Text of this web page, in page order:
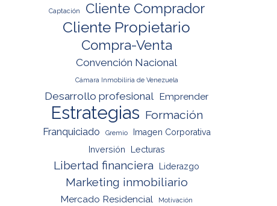
Captación Cliente Comprador
Cliente Propietario
Compra-Venta
Convención Nacional
Cámara Inmobiliria de Venezuela
Desarrollo profesional Emprender
Estrategias Formación
Franquiciado Gremio
Imagen Corporativa
Inversión
Lecturas
Libertad financiera Liderazgo
Marketing inmobiliario
Mercado Residencial Motivación